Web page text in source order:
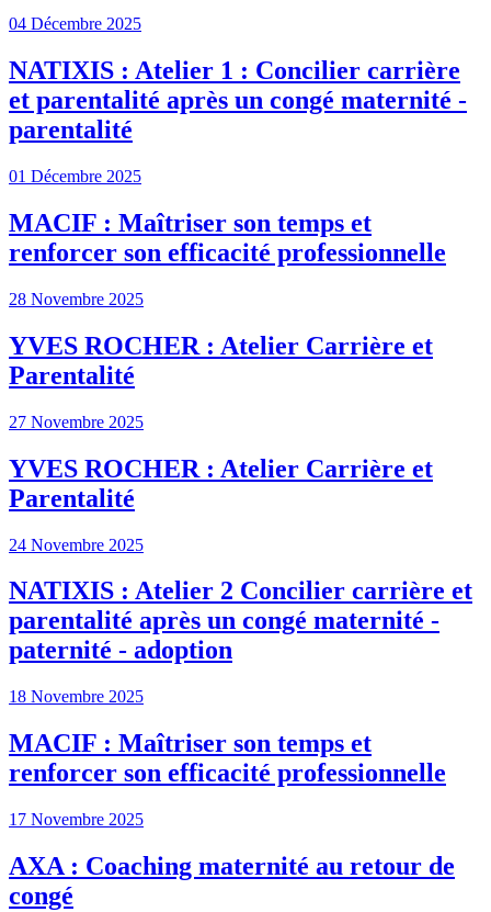
04 Décembre 2025
NATIXIS : Atelier 1 : Concilier carrière
et parentalité après un congé maternité -
parentalité
01 Décembre 2025
MACIF : Maîtriser son temps et
renforcer son efficacité professionnelle
28 Novembre 2025
YVES ROCHER : Atelier Carrière et
Parentalité
27 Novembre 2025
YVES ROCHER : Atelier Carrière et
Parentalité
24 Novembre 2025
NATIXIS : Atelier 2 Concilier carrière et
parentalité après un congé maternité -
paternité - adoption
18 Novembre 2025
MACIF : Maîtriser son temps et
renforcer son efficacité professionnelle
17 Novembre 2025
AXA : Coaching maternité au retour de
congé